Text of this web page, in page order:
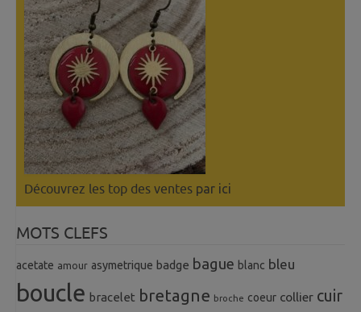
Découvrez les top des ventes par ici
MOTS CLEFS
acetate amour asymetrique badge bague blanc bleu
boucle bracelet bretagne broche coeur collier cuir